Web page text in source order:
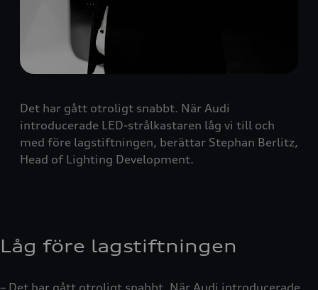
Det har gått otroligt snabbt. När Audi
introducerade LED-strålkastaren låg vi till och
med före lagstiftningen, berättar Stephan Berlitz,
Head of Lighting Development.
Låg före lagstiftningen
– Det har gått otroligt snabbt. När Audi introducerade